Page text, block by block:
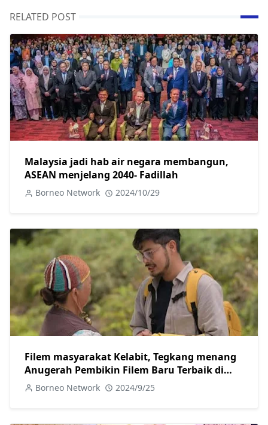
RELATED POST
Malaysia jadi hab air negara membangun,
ASEAN menjelang 2040- Fadillah
Borneo Network 2024/10/29
Filem masyarakat Kelabit, Tegkang menang
Anugerah Pembikin Filem Baru Terbaik di
London
Borneo Network 2024/9/25